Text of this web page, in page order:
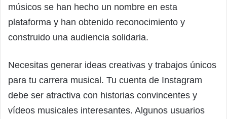
músicos se han hecho un nombre en esta
plataforma y han obtenido reconocimiento y
construido una audiencia solidaria.
Necesitas generar ideas creativas y trabajos únicos
para tu carrera musical. Tu cuenta de Instagram
debe ser atractiva con historias convincentes y
vídeos musicales interesantes. Algunos usuarios